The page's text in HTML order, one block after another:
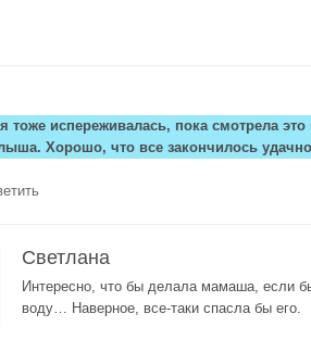
тоже испереживалась, пока смотрела
Хорошо, что все закончилось
Светлана
Интересно, что бы делала мамаша, если
воду… Наверное, все-таки спасла бы его.